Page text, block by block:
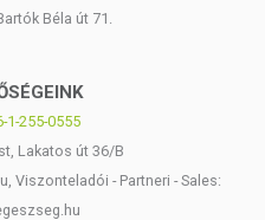
Béla út 71.
1-255-0555
Lakatos út 36/B
Viszonteladói - Partneri - Sales: